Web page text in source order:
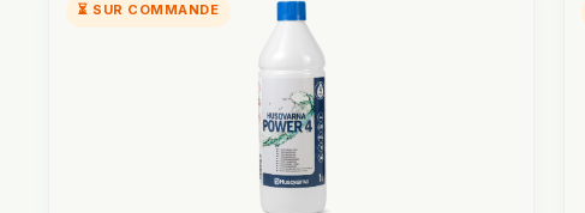
⏳ SUR COMMANDE